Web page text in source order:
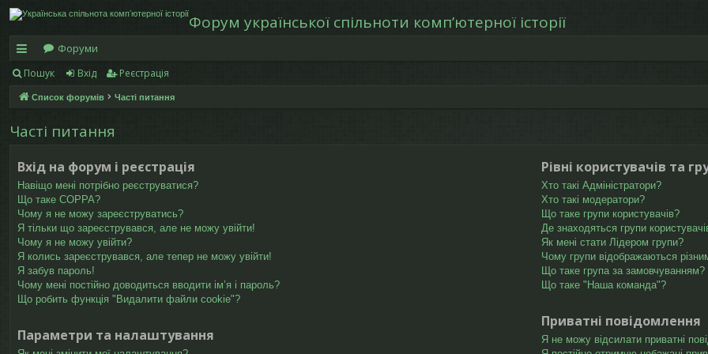
Форум української спільноти компʼютерної історії
в
и
дк
й
д
ос
ту
п
Форуми
Пошук Вхід Реєстрація
Список форумів Часті питання
Часті питання
Вхід на форум і реєстрація
Навіщо мені потрібно реєструватися?
Що таке COPPA?
Чому я не можу зареєструватись?
Я тільки що зареєструвався, але не можу увійти!
Чому я не можу увійти?
Я колись зареєструвався, але тепер не можу увійти!
Я забув пароль!
Чому мені постійно доводиться вводити ім’я і пароль?
Що робить функція "Видалити файли cookie"?
Параметри та налаштування
Рівні користувачів та
Хто такі Адміністратори?
Хто такі модератори?
Що таке групи користувачів?
Де знаходяться групи
Як мені стати Лідером групи?
Чому групи відображаються
Що таке група за замовчуванням?
Що таке "Наша команда"?
Приватні повідомлення
Я не можу відсилати приватні